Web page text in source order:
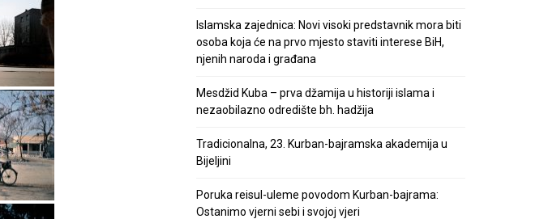
Islamska zajednica: Novi visoki predstavnik mora biti
osoba koja će na prvo mjesto staviti interese BiH,
njenih naroda i građana
Mesdžid Kuba – prva džamija u historiji islama i
nezaobilazno odredište bh. hadžija
Tradicionalna, 23. Kurban-bajramska akademija u
Bijeljini
Poruka reisul-uleme povodom Kurban-bajrama:
Ostanimo vjerni sebi i svojoj vjeri